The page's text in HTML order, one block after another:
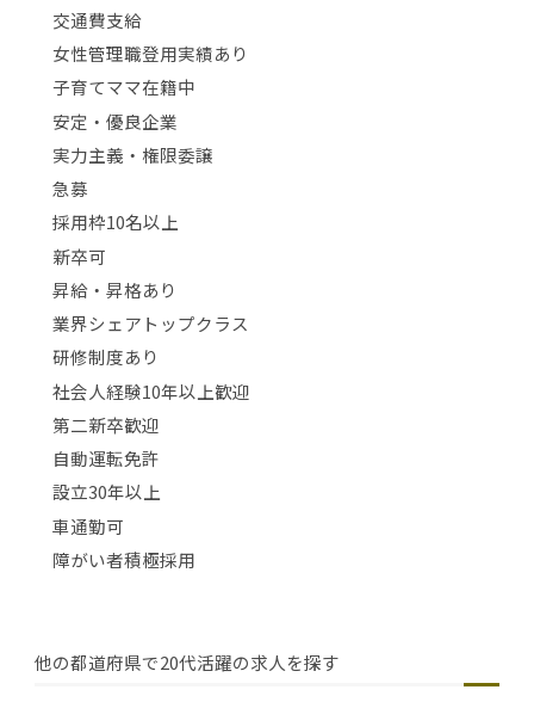
交通費支給
女性管理職登用実績あり
子育てママ在籍中
安定・優良企業
実力主義・権限委譲
急募
採用枠10名以上
新卒可
昇給・昇格あり
業界シェアトップクラス
研修制度あり
社会人経験10年以上歓迎
第二新卒歓迎
自動運転免許
設立30年以上
車通勤可
障がい者積極採用
他の都道府県で20代活躍の求人を探す